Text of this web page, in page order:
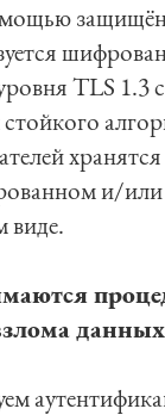
TLS 1.3 с
и/или
виде.